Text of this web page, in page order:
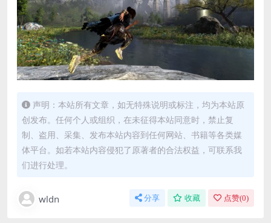
声明：本站所有文章，如无特殊说明或标注，均为本站原
创发布。任何个人或组织，在未征得本站同意时，禁止复
制、盗用、采集、发布本站内容到任何网站、书籍等各类媒
体平台。如若本站内容侵犯了原著者的合法权益，可联系我
们进行处理。
wldn 分享 收藏 点赞(0)